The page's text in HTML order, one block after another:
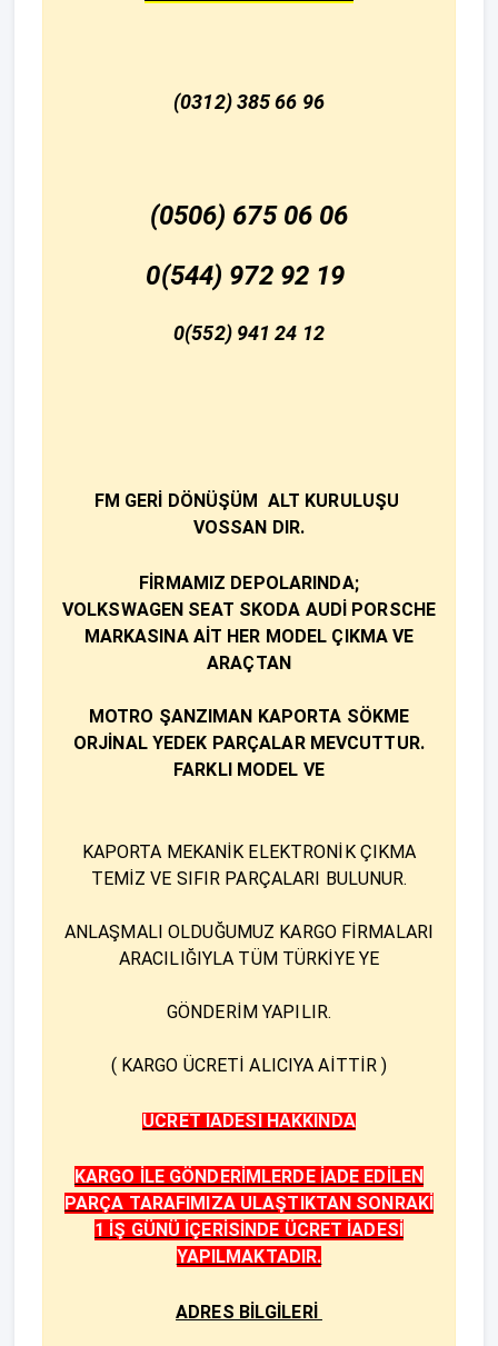
(0312) 385 66 96
(0506) 675 06 06
0(544) 972 92 19
0(552) 941 24 12
FM GERİ DÖNÜŞÜM ALT KURULUŞU
VOSSAN DIR.
FİRMAMIZ DEPOLARINDA;​
VOLKSWAGEN SEAT SKODA AUDİ PORSCHE
MARKASINA AİT HER MODEL ÇIKMA VE
ARAÇTAN
MOTRO ŞANZIMAN KAPORTA SÖKME
ORJİNAL YEDEK PARÇALAR MEVCUTTUR.
FARKLI MODEL VE
KAPORTA MEKANİK ELEKTRONİK ÇIKMA
TEMİZ VE SIFIR PARÇALARI BULUNUR.
ANLAŞMALI OLDUĞUMUZ KARGO FİRMALARI
ARACILIĞIYLA TÜM TÜRKİYE YE
GÖNDERİM YAPILIR.
( KARGO ÜCRETİ ALICIYA AİTTİR )
ÜCRET İADESİ HAKKINDA
KARGO İLE GÖNDERİMLERDE İADE EDİLEN
PARÇA TARAFIMIZA ULAŞTIKTAN SONRAKİ
1 İŞ GÜNÜ İÇERİSİNDE ÜCRET İADESİ
YAPILMAKTADIR.
ADRES BİLGİLERİ